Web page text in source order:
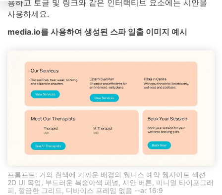
용하고 토글 및 링크와 같은 인터랙티브 요소에는 시안을
사용하세요.
media.io를 사용하여 생성된 스파 일출 이미지 예시
프롬프트: 거의 흰색에 가까운 배경의 웰니스 예약 웹사이트 섹션
2D UI 목업, 부드러운 복숭아색 패널, 시안 버튼, 미니멀 타이포그래
피, 깔끔한 그리드, 디바이스 프레임 없음 --ar 16:9